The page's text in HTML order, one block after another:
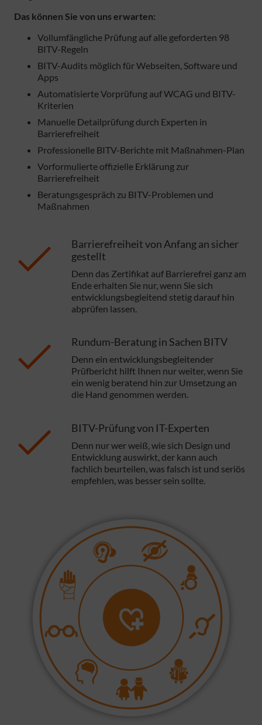
Das können Sie von uns erwarten:
Vollumfängliche Prüfung auf alle geforderten 98
BITV-Regeln
BITV-Audits möglich für Webseiten, Software und
Apps
Automatisierte Vorprüfung auf WCAG und BITV-
Kriterien
Manuelle Detailprüfung durch Experten in
Barrierefreiheit
Professionelle BITV-Berichte mit Maßnahmen-Plan
Vorformulierte offizielle Erklärung zur
Barrierefreiheit
Beratungsgespräch zu BITV-Problemen und
Maßnahmen
Barrierefreiheit von Anfang an sicher
gestellt
Denn das Zertifikat auf Barrierefrei ganz am
Ende erhalten Sie nur, wenn Sie sich
entwicklungsbegleitend stetig darauf hin
abprüfen lassen.
Rundum-Beratung in Sachen BITV
Denn ein entwicklungsbegleitender
Prüfbericht hilft Ihnen nur weiter, wenn Sie
ein wenig beratend hin zur Umsetzung an
die Hand genommen werden.
BITV-Prüfung von IT-Experten
Denn nur wer weiß, wie sich Design und
Entwicklung auswirkt, der kann auch
fachlich beurteilen, was falsch ist und seriös
empfehlen, was besser sein sollte.